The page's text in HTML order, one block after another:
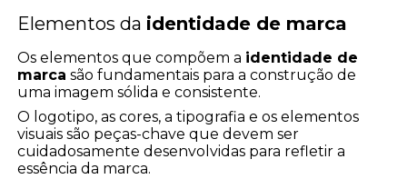
Elementos da identidade de marca
Os elementos que compõem a identidade de
marca são fundamentais para a construção de
uma imagem sólida e consistente.
O logotipo, as cores, a tipografia e os elementos
visuais são peças-chave que devem ser
cuidadosamente desenvolvidas para refletir a
essência da marca.